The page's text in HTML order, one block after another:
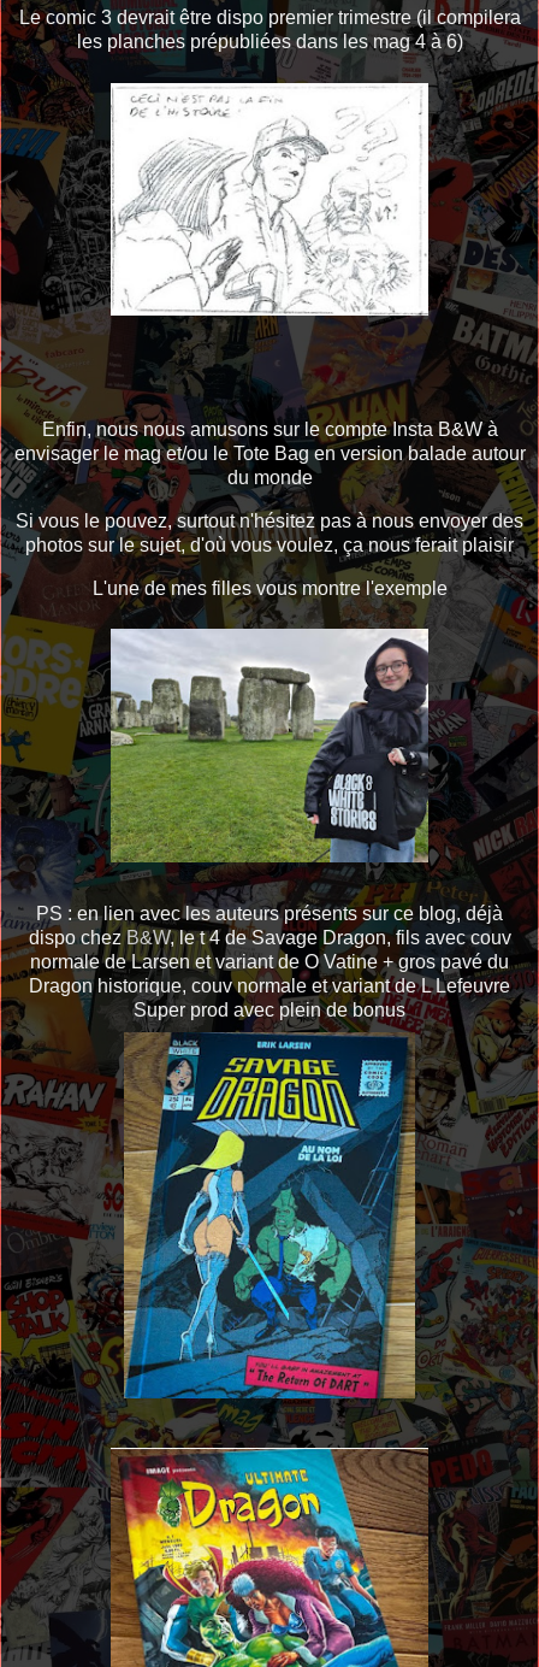
Le comic 3 devrait être dispo premier trimestre (il compilera
les planches prépubliées dans les mag 4 à 6)
Enfin, nous nous amusons sur le compte Insta B&W à
envisager le mag et/ou le Tote Bag en version balade autour
du monde
Si vous le pouvez, surtout n'hésitez pas à nous envoyer des
photos sur le sujet, d'où vous voulez, ça nous ferait plaisir
L'une de mes filles vous montre l'exemple
PS : en lien avec les auteurs présents sur ce blog, déjà
dispo chezB&W, le t 4 de Savage Dragon, fils avec couv
normale de Larsen et variant de O Vatine + gros pavé du
Dragon historique, couv normale et variant de L Lefeuvre
Super prod avec plein de bonus